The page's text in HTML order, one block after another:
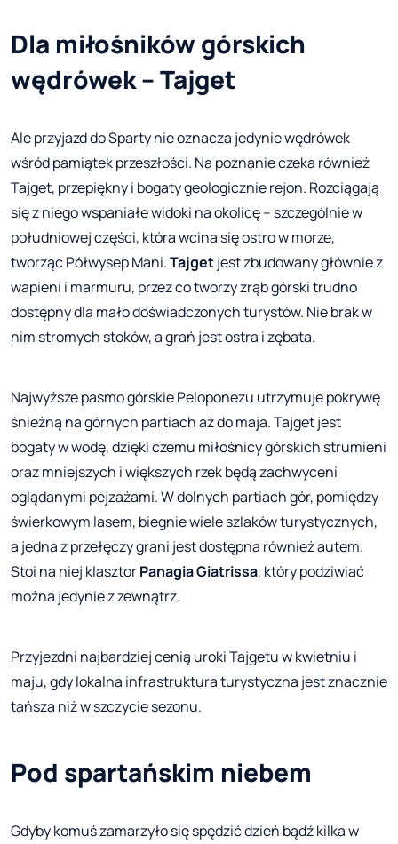
Dla miłośników górskich
wędrówek – Tajget
Ale przyjazd do Sparty nie oznacza jedynie wędrówek
wśród pamiątek przeszłości. Na poznanie czeka również
Tajget, przepiękny i bogaty geologicznie rejon. Rozciągają
się z niego wspaniałe widoki na okolicę – szczególnie w
południowej części, która wcina się ostro w morze,
tworząc Półwysep Mani.Tajgetjest zbudowany głównie z
wapieni i marmuru, przez co tworzy zrąb górski trudno
dostępny dla mało doświadczonych turystów. Nie brak w
nim stromych stoków, a grań jest ostra i zębata.
Najwyższe pasmo górskie Peloponezu utrzymuje pokrywę
śnieżną na górnych partiach aż do maja. Tajget jest
bogaty w wodę, dzięki czemu miłośnicy górskich strumieni
oraz mniejszych i większych rzek będą zachwyceni
oglądanymi pejzażami. W dolnych partiach gór, pomiędzy
świerkowym lasem, biegnie wiele szlaków turystycznych,
a jedna z przełęczy grani jest dostępna również autem.
Stoi na niej klasztorPanagia Giatrissa, który podziwiać
można jedynie z zewnątrz.
Przyjezdni najbardziej cenią uroki Tajgetu w kwietniu i
maju, gdy lokalna infrastruktura turystyczna jest znacznie
tańsza niż w szczycie sezonu.
Pod spartańskim niebem
Gdyby komuś zamarzyło się spędzić dzień bądź kilka w